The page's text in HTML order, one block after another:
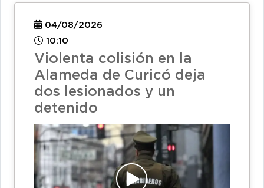
04/08/2026
10:10
Violenta colisión en la
Alameda de Curicó deja
dos lesionados y un
detenido